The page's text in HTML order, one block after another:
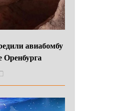
авиабомбу
Оренбурга